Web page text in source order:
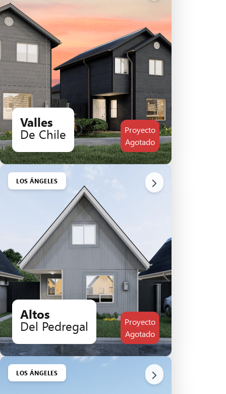
Valles
De Chile
Proyecto
Agotado
LOS ÁNGELES
Altos
Del Pedregal
Proyecto
Agotado
LOS ÁNGELES